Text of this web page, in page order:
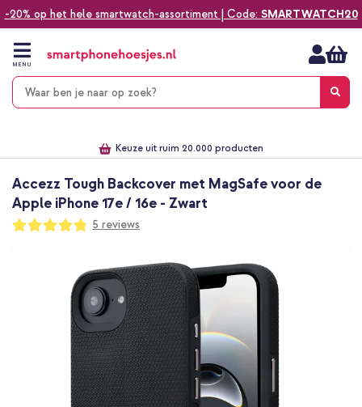
-20% op het hele smartwatch-assortiment | Code: SMARTWATCH20
naar
inhoud
MENU
Keuze uit ruim 20.000 producten
Accezz Tough Backcover met MagSafe voor de
Apple iPhone 17e / 16e - Zwart
Waardering:
96
100
5 reviews
Ga
afbeeldingen-